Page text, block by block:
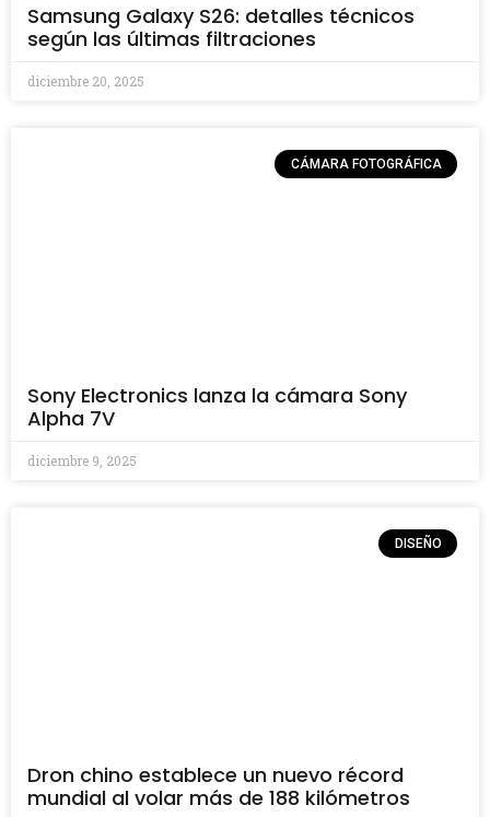
Samsung Galaxy S26: detalles técnicos
según las últimas filtraciones
diciembre 20, 2025
CÁMARA FOTOGRÁFICA
Sony Electronics lanza la cámara Sony
Alpha 7V
diciembre 9, 2025
DISEÑO
Dron chino establece un nuevo récord
mundial al volar más de 188 kilómetros